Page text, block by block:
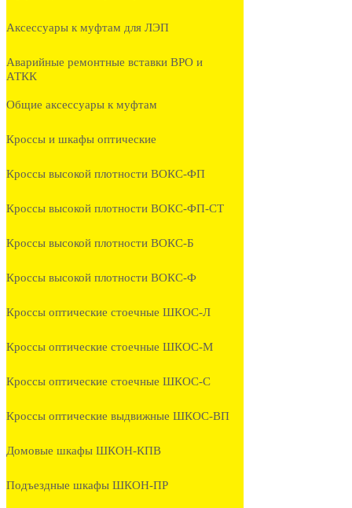
Аксессуары к муфтам для ЛЭП
Аварийные ремонтные вставки ВРО и
АТКК
Общие аксессуары к муфтам
Кроссы и шкафы оптические
Кроссы высокой плотности ВОКС-ФП
Кроссы высокой плотности ВОКС-ФП-СТ
Кроссы высокой плотности ВОКС-Б
Кроссы высокой плотности ВОКС-Ф
Кроссы оптические стоечные ШКОС-Л
Кроссы оптические стоечные ШКОС-М
Кроссы оптические стоечные ШКОС-С
Кроссы оптические выдвижные ШКОС-ВП
Домовые шкафы ШКОН-КПВ
Подъездные шкафы ШКОН-ПР